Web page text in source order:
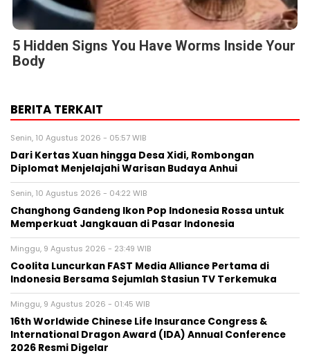
5 Hidden Signs You Have Worms Inside Your
Body
BERITA TERKAIT
Senin, 10 Agustus 2026 - 05:57 WIB
Dari Kertas Xuan hingga Desa Xidi, Rombongan
Diplomat Menjelajahi Warisan Budaya Anhui
Senin, 10 Agustus 2026 - 04:22 WIB
Changhong Gandeng Ikon Pop Indonesia Rossa untuk
Memperkuat Jangkauan di Pasar Indonesia
Minggu, 9 Agustus 2026 - 23:49 WIB
Coolita Luncurkan FAST Media Alliance Pertama di
Indonesia Bersama Sejumlah Stasiun TV Terkemuka
Minggu, 9 Agustus 2026 - 01:45 WIB
16th Worldwide Chinese Life Insurance Congress &
International Dragon Award (IDA) Annual Conference
2026 Resmi Digelar